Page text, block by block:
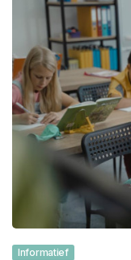
Informatief